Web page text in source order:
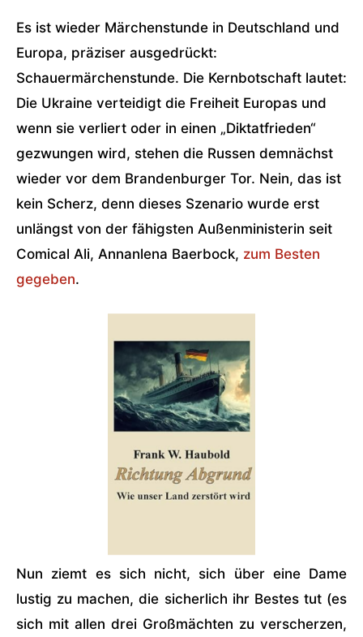
Es ist wieder Märchenstunde in Deutschland und
Europa, präziser ausgedrückt:
Schauermärchenstunde. Die Kernbotschaft lautet:
Die Ukraine verteidigt die Freiheit Europas und
wenn sie verliert oder in einen „Diktatfrieden“
gezwungen wird, stehen die Russen demnächst
wieder vor dem Brandenburger Tor. Nein, das ist
kein Scherz, denn dieses Szenario wurde erst
unlängst von der fähigsten Außenministerin seit
Comical Ali, Annanlena Baerbock, zum Besten
gegeben.
Nun ziemt es sich nicht, sich über eine Dame
lustig zu machen, die sicherlich ihr Bestes tut (es
sich mit allen drei Großmächten zu verscherzen,